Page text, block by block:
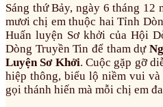
Sáng thứ Bảy, ngày 6 tháng 12
mươi chị em thuộc hai Tỉnh
Huấn luyện Sơ khởi của Hội
Dòng Truyền Tin để tham dự
Luyện Sơ Khởi. Cuộc gặp gỡ
hiệp thông, biểu lộ niềm vui
gọi thánh hiến mà mỗi chị em